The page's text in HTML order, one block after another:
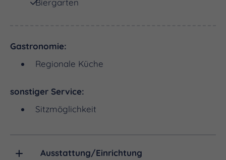
Biergarten
Gastronomie:
Regionale Küche
sonstiger Service:
Sitzmöglichkeit
Ausstattung/Einrichtung